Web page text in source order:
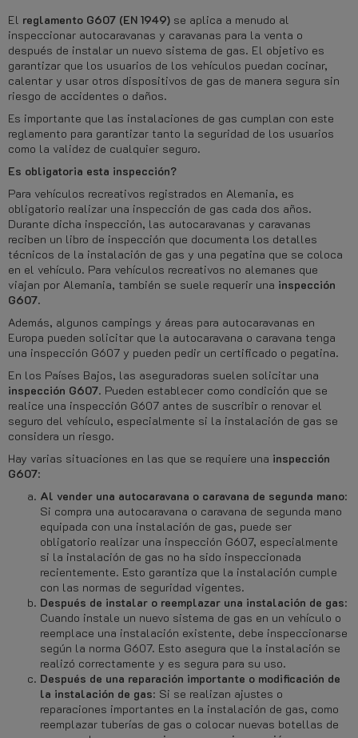
El reglamento G607 (EN 1949) se aplica a menudo al
inspeccionar autocaravanas y caravanas para la venta o
después de instalar un nuevo sistema de gas. El objetivo es
garantizar que los usuarios de los vehículos puedan cocinar,
calentar y usar otros dispositivos de gas de manera segura sin
riesgo de accidentes o daños.
Es importante que las instalaciones de gas cumplan con este
reglamento para garantizar tanto la seguridad de los usuarios
como la validez de cualquier seguro.
Es obligatoria esta inspección?
Para vehículos recreativos registrados en Alemania, es
obligatorio realizar una inspección de gas cada dos años.
Durante dicha inspección, las autocaravanas y caravanas
reciben un libro de inspección que documenta los detalles
técnicos de la instalación de gas y una pegatina que se coloca
en el vehículo. Para vehículos recreativos no alemanes que
viajan por Alemania, también se suele requerir una inspección
G607.
Además, algunos campings y áreas para autocaravanas en
Europa pueden solicitar que la autocaravana o caravana tenga
una inspección G607 y pueden pedir un certificado o pegatina.
En los Países Bajos, las aseguradoras suelen solicitar una
inspección G607. Pueden establecer como condición que se
realice una inspección G607 antes de suscribir o renovar el
seguro del vehículo, especialmente si la instalación de gas se
considera un riesgo.
Hay varias situaciones en las que se requiere una inspección
G607:
Al vender una autocaravana o caravana de segunda mano:
Si compra una autocaravana o caravana de segunda mano
equipada con una instalación de gas, puede ser
obligatorio realizar una inspección G607, especialmente
si la instalación de gas no ha sido inspeccionada
recientemente. Esto garantiza que la instalación cumple
con las normas de seguridad vigentes.
Después de instalar o reemplazar una instalación de gas:
Cuando instale un nuevo sistema de gas en un vehículo o
reemplace una instalación existente, debe inspeccionarse
según la norma G607. Esto asegura que la instalación se
realizó correctamente y es segura para su uso.
Después de una reparación importante o modificación de
la instalación de gas: Si se realizan ajustes o
reparaciones importantes en la instalación de gas, como
reemplazar tuberías de gas o colocar nuevas botellas de